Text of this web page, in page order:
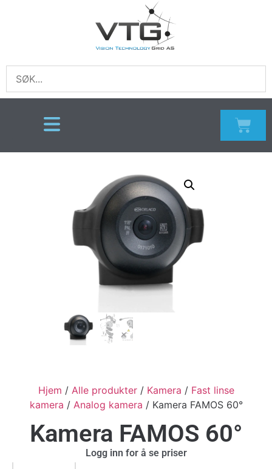
Hjem / Alle produkter/ Kamera / Fast linse
kamera / Analog kamera / Kamera FAMOS 60°
Kamera FAMOS 60°
Logg inn for å se priser